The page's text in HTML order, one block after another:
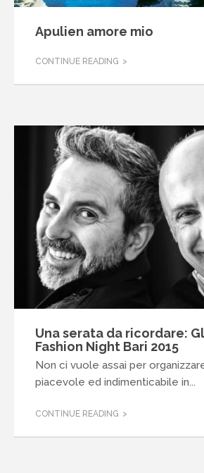
Apulien amore mio
CONTINUE READING
Una serata da ricordare:
Fashion Night Bari 2015
Non ci vuole assai per
piacevole ed indimenticabile in...
CONTINUE READING